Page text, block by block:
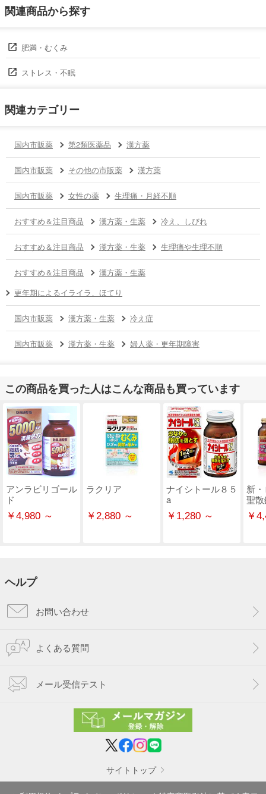
関連商品から探す
肥満・むくみ
ストレス・不眠
関連カテゴリー
国内市販薬 第2類医薬品 漢方薬
国内市販薬 その他の市販薬 漢方薬
国内市販薬 女性の薬 生理痛・月経不順
おすすめ＆注目商品 漢方薬・生薬 冷え、しびれ
おすすめ＆注目商品 漢方薬・生薬 生理痛や生理不順
おすすめ＆注目商品
漢方薬・生薬
更年期によるイライラ、ほてり
国内市販薬 漢方薬・生薬 冷え症
国内市販薬 漢方薬・生薬 婦人薬・更年期障害
この商品を買った人はこんな商品も買っています
アンラビリゴール
ド
￥4,980 ～
ラクリア
￥2,880 ～
ナイシトール８５
a
￥1,280 ～
新
聖
￥
ヘルプ
お問い合わせ
よくある質問
メール受信テスト
サイトトップ